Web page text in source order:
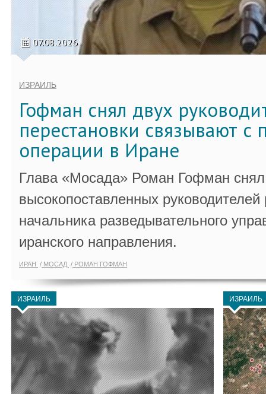
07.08.2026
ИЗРАИЛЬ
Гофман снял двух
перестановки связывают с
операции в Иране
Глава «Мосада» Роман Гофман снял
высокопоставленных
начальника разведывательного
иранского направления.
ИРАН МОСАД РОМАН ГОФМАН
ИЗРАИЛЬ ИЗРАИЛЬ